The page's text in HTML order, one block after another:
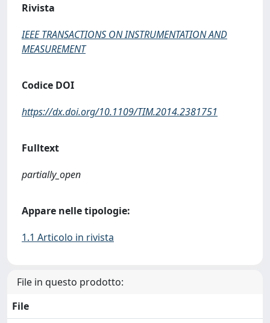
Rivista
IEEE TRANSACTIONS ON INSTRUMENTATION AND
MEASUREMENT
Codice DOI
https://dx.doi.org/10.1109/TIM.2014.2381751
Fulltext
partially_open
Appare nelle tipologie:
1.1 Articolo in rivista
File in questo prodotto:
File